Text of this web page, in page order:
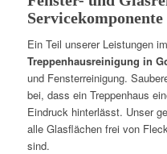
Servicekomponente
Ein Teil unserer Leistungen
Treppenhausreinigung in
und Fensterreinigung.
bei, dass ein Treppenhaus
Eindruck hinterlässt. Unser
alle Glasflächen frei von
sind.